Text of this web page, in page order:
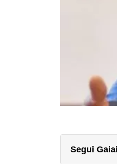
Segui